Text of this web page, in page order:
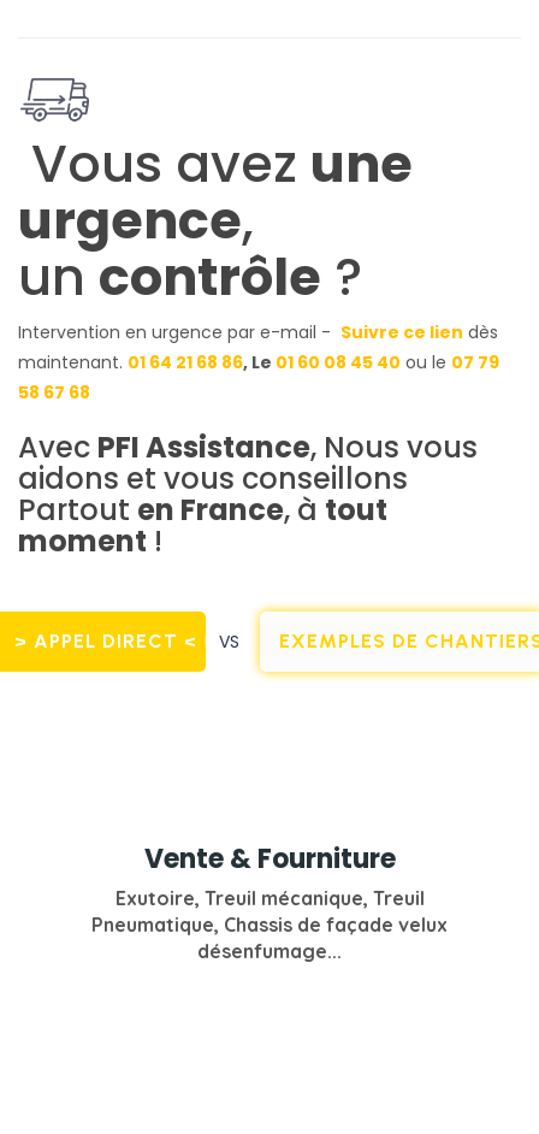
Vous avez une
urgence,
un contrôle ?
Intervention en urgence par e-mail - Suivre ce lien dès
maintenant. 01 64 21 68 86, Le 01 60 08 45 40 ou le 07 79
58 67 68
Avec PFI Assistance, Nous vous
aidons et vous conseillons
Partout en France, à tout
moment !
> APPEL DIRECT < VS EXEMPLES DE
Vente & Fourniture
Exutoire, Treuil mécanique, Treuil
Pneumatique, Chassis de façade velux
désenfumage...